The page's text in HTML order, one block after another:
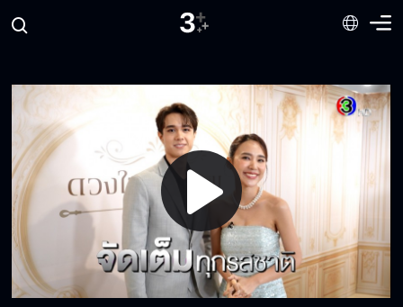
Play
Video
TASTE of DRAMA)
Trailer : ธาตรี (เปิดวิกBIG 3 : TASTE of
DRAMA)
Trailer : ดุจอัปสร (เปิดวิกBIG 3 : TASTE of
DRAMA)
Trailer : ใจพิสุทธิ์ (เปิดวิกBIG 3 : TASTE of
DRAMA)